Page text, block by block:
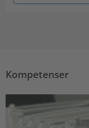
Kompetenser